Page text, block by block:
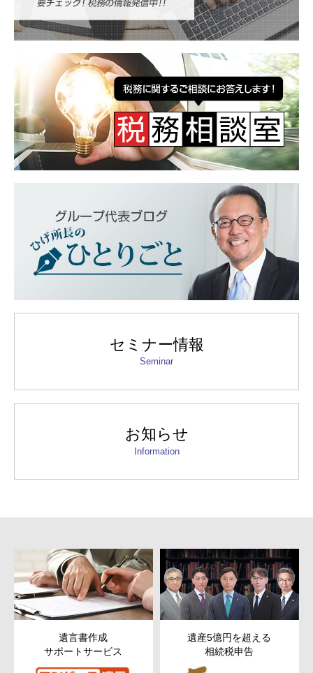
セミナー情報
Seminar
お知らせ
Information
遺産5億円を超える
相続税申告
次世代以降まで残す
ための